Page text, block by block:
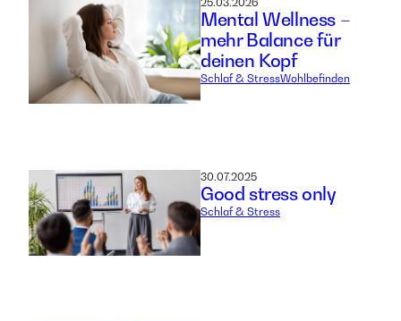
Mental Wellness –
mehr Balance für
deinen Kopf
Schlaf & StressWohlbefinden
30.07.2025
Good stress only
Schlaf & Stress